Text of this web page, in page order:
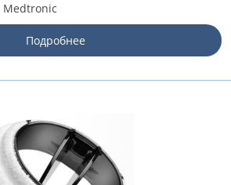
Medtronic
Подробнее